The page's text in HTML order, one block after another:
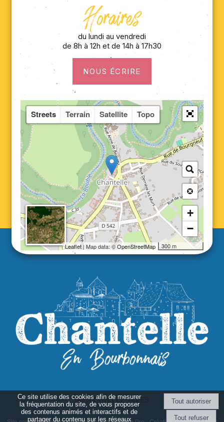
Horaires
du lundi au vendredi
de 8h à 12h et de 14h à 17h30
NOUS ÉCRIRE
Streets Terrain Satellite Topo
+
−
300 m
Leaflet| Map data: ©OpenStreetMap
MENTIONS LÉGALES
Ce site utilise des cookies afin de mesurer
la fréquentation du site, de vous proposer
des contenus animés et interactifs et de
partager du contenu sur les réseaux